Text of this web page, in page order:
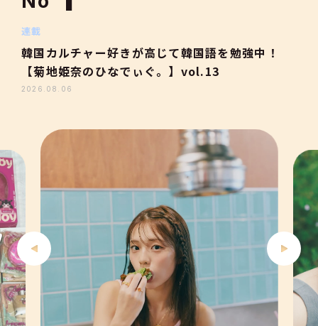
2
3
4
5
6
7
連載
韓国カルチャー好きが高じて韓国語を勉強中！
【菊地姫奈のひなでぃぐ。】vol.13
2026.08.06